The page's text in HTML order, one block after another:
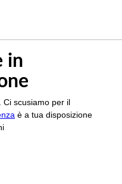
in
Ci scusiamo per il
è a tua disposizione